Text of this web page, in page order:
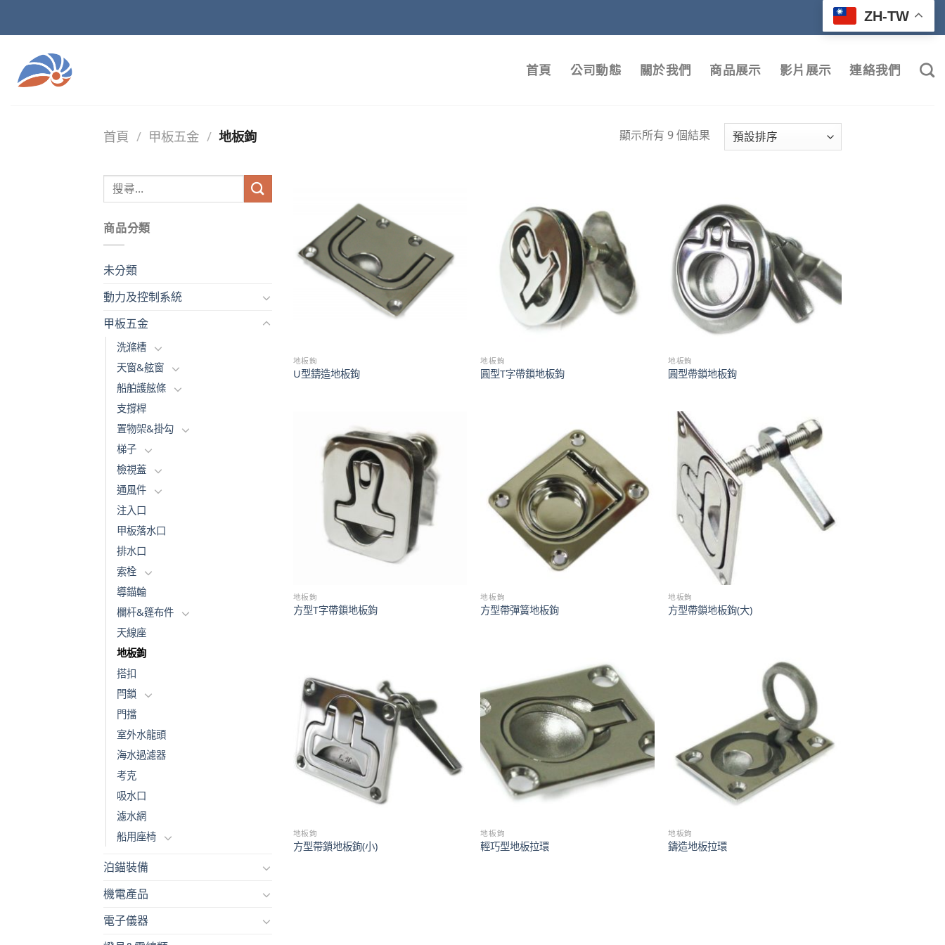
ZH-TW
首頁 公司動態 關於我們 商品展示 影片展示 連絡我們
首頁 / 甲板五金 / 地板鉤 顯示所有 9 個結果
商品分類
未分類
動力及控制系統
甲板五金
洗滌槽
天窗&舷窗
船舶護舷條
支撐桿
置物架&掛勾
梯子
檢視蓋
通風件
注入口
甲板落水口
排水口
索栓
導錨輪
欄杆&篷布件
天線座
地板鉤
搭扣
閂鎖
門擋
室外水龍頭
海水過濾器
考克
吸水口
濾水網
船用座椅
泊錨裝備
機電產品
電子儀器
地板鉤
U型鑄造地板鉤
地板鉤
圓型T字帶鎖地板鉤
地板鉤
圓型帶鎖地板鉤
地板鉤
方型T字帶鎖地板鉤
地板鉤
方型帶彈簧地板鉤
地板鉤
方型帶鎖地板鉤(大)
地板鉤
方型帶鎖地板鉤(小)
地板鉤
輕巧型地板拉環
地板鉤
鑄造地板拉環